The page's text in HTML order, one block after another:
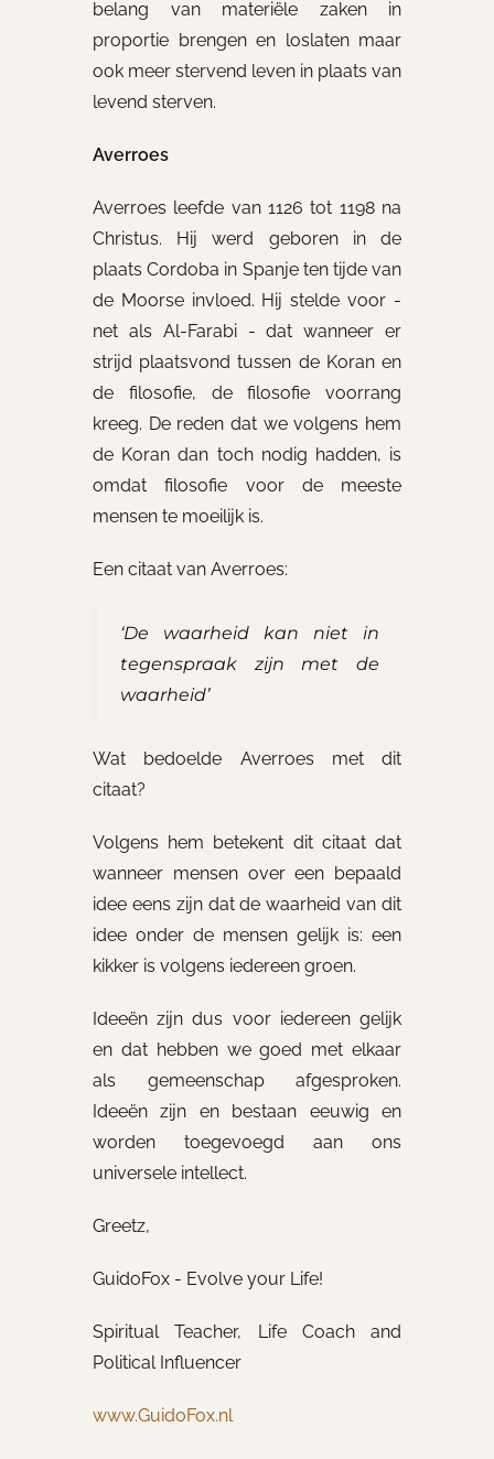
belang van materiële zaken in
proportie brengen en loslaten maar
ook meer stervend leven in plaats van
levend sterven.
Averroes
Averroes leefde van 1126 tot 1198 na
Christus. Hij werd geboren in de
plaats Cordoba in Spanje ten tijde van
de Moorse invloed. Hij stelde voor -
net als Al-Farabi - dat wanneer er
strijd plaatsvond tussen de Koran en
de filosofie, de filosofie voorrang
kreeg. De reden dat we volgens hem
de Koran dan toch nodig hadden, is
omdat filosofie voor de meeste
mensen te moeilijk is.
Een citaat van Averroes:
‘De waarheid kan niet in
tegenspraak zijn met de
waarheid’
Wat bedoelde Averroes met dit
citaat?
Volgens hem betekent dit citaat dat
wanneer mensen over een bepaald
idee eens zijn dat de waarheid van dit
idee onder de mensen gelijk is: een
kikker is volgens iedereen groen.
Ideeën zijn dus voor iedereen gelijk
en dat hebben we goed met elkaar
als gemeenschap afgesproken.
Ideeën zijn en bestaan eeuwig en
worden toegevoegd aan ons
universele intellect.
Greetz,
GuidoFox - Evolve your Life!
Spiritual Teacher, Life Coach and
Political Influencer
www.GuidoFox.nl